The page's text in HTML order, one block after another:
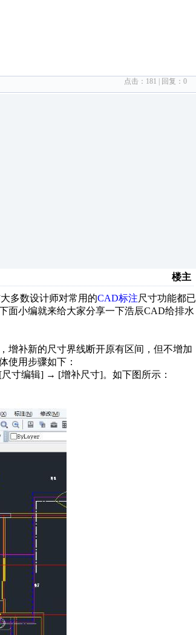
点击： 181 | 回复： 0
楼主
多数设计师对常用的CAD标注尺寸功能都已
面小编就来给大家分享一下浩辰CAD给排水
增补新的尺寸界线断开原有区间，但不增加
使用步骤如下：
寸编辑] → [增补尺寸]。如下图所示：